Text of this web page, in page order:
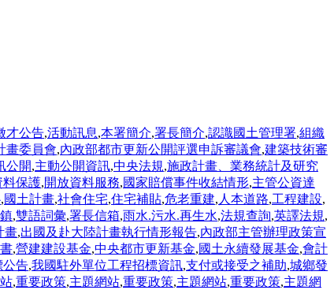
才公告,活動訊息,本署簡介,署長簡介,認識國土管理署,組織
畫委員會,內政部都市更新公開評選申訴審議會,建築技術審
公開,主動公開資訊,中央法規,施政計畫、業務統計及研究
料保護,開放資料服務,國家賠償事件收結情形,主管公資達
,國土計畫,社會住宅,住宅補貼,危老重建, 人本道路,工程建設,
,雙語詞彙,署長信箱,雨水.污水.再生水,法規查詢,英譯法規,
畫,出國及赴大陸計畫執行情形報告,內政部主管辦理政策宣
,營建建設基金,中央都市更新基金,國土永續發展基金,會計
公告,我國駐外單位工程招標資訊,支付或接受之補助,城鄉發
,重要政策,主題網站,重要政策,主題網站,重要政策,主題網